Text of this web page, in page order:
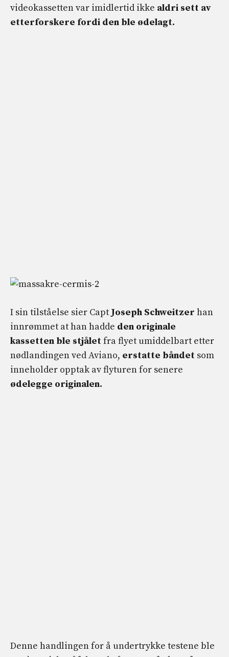
videokassetten var imidlertid ikke aldri sett av
etterforskere fordi den ble ødelagt.
I sin tilståelse sier Capt Joseph Schweitzer han
innrømmet at han hadde den originale
kassetten ble stjåletfra flyet umiddelbart etter
nødlandingen ved Aviano, erstatte båndet som
inneholder opptak av flyturen for senere
ødelegge originalen.
Denne handlingen for å undertrykke testene ble